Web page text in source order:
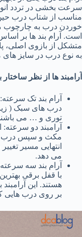
سرعت بخشی در تردد
مناسب از شتاب درب
خوردن درب به چارچوب
است. آرام بند ها بر
متشکل از بازوی اصلی،
به نوع درب در سایز های
آرامبند ها از نظر ساختار به 3 دسته زیر تقسیم می
آرام بند تک
توری و … می
آرامبند دو
مکث و سپس درب
انتهایی مسیر
می دهد.
آرام بند سه
هستند. این
بر روی درب هایی